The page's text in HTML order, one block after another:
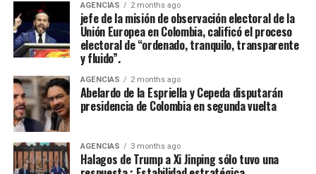
AGENCIAS 2 months ago
jefe de la misión de observación electoral de la
Unión Europea en Colombia, calificó el proceso
electoral de “ordenado, tranquilo, transparente
y fluido”.
AGENCIAS 2 months ago
Abelardo de la Espriella y Cepeda disputarán
presidencia de Colombia en segunda vuelta
AGENCIAS 3 months ago
Halagos de Trump a Xi Jinping sólo tuvo una